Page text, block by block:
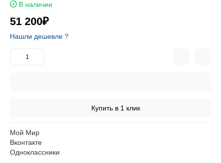
В наличии
51 200₽
Нашли дешевле ?
Купить в 1 клик
Мой Мир
Вконтакте
Одноклассники